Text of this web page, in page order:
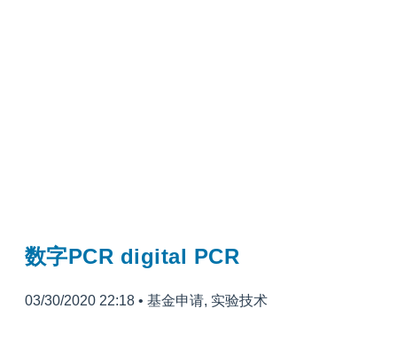
数字PCR digital PCR
03/30/2020 22:18 • 基金申请, 实验技术